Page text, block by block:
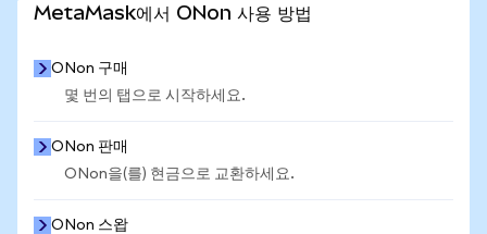
MetaMask에서 ONon 사용 방법
ONon 구매
몇 번의 탭으로 시작하세요.
ONon 판매
ONon을(를) 현금으로 교환하세요.
ONon 스왑